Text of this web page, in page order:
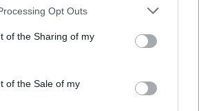
website/app uses one or more Google
or usage behaviour. You may click to
to Google and its third-party tags to
specified purposes in below Google
Opt Outs
of the Sharing of my
of the Sale of my